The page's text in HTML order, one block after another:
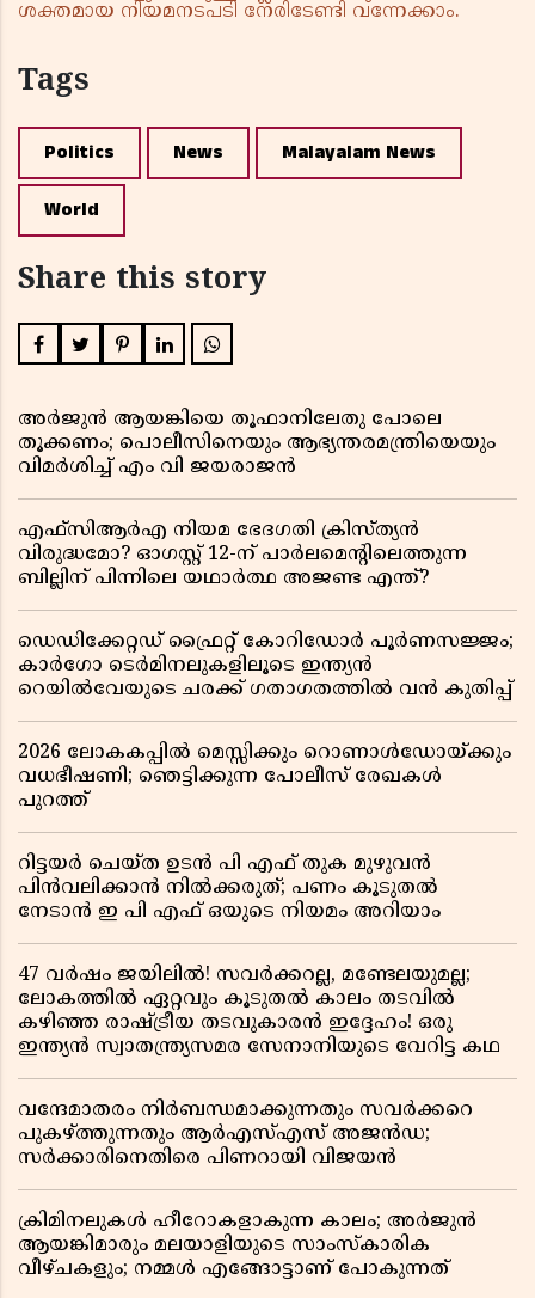
ശക്തമായ നിയമനടപടി നേരിടേണ്ടി വന്നേക്കാം.
Tags
Politics News Malayalam News
World
Share this story
അർജുൻ ആയങ്കിയെ തൂഫാനിലേതു പോലെ
തൂക്കണം; പൊലീസിനെയും ആഭ്യന്തരമന്ത്രിയെയും
വിമർശിച്ച് എം വി ജയരാജൻ
എഫ്സിആർഎ നിയമ ഭേദഗതി ക്രിസ്ത്യൻ
വിരുദ്ധമോ? ഓഗസ്റ്റ് 12-ന് പാർലമെന്റിലെത്തുന്ന
ബില്ലിന് പിന്നിലെ യഥാർത്ഥ അജണ്ട എന്ത്?
ഡെഡിക്കേറ്റഡ് ഫ്രൈറ്റ് കോറിഡോർ പൂർണസജ്ജം;
കാർഗോ ടെർമിനലുകളിലൂടെ ഇന്ത്യൻ
റെയിൽവേയുടെ ചരക്ക് ഗതാഗതത്തിൽ വൻ കുതിപ്പ്
2026 ലോകകപ്പിൽ മെസ്സിക്കും റൊണാൾഡോയ്ക്കും
വധഭീഷണി; ഞെട്ടിക്കുന്ന പോലീസ് രേഖകൾ
പുറത്ത്
റിട്ടയർ ചെയ്ത ഉടൻ പി എഫ് തുക മുഴുവൻ
പിൻവലിക്കാൻ നിൽക്കരുത്; പണം കൂടുതൽ
നേടാൻ ഇ പി എഫ് ഒയുടെ നിയമം അറിയാം
47 വർഷം ജയിലിൽ! സവർക്കറല്ല, മണ്ടേലയുമല്ല;
ലോകത്തിൽ ഏറ്റവും കൂടുതൽ കാലം തടവിൽ
കഴിഞ്ഞ രാഷ്ട്രീയ തടവുകാരൻ ഇദ്ദേഹം! ഒരു
ഇന്ത്യൻ സ്വാതന്ത്ര്യസമര സേനാനിയുടെ വേറിട്ട കഥ
വന്ദേമാതരം നിർബന്ധമാക്കുന്നതും സവർക്കറെ
പുകഴ്ത്തുന്നതും ആർഎസ്എസ് അജൻഡ;
സർക്കാരിനെതിരെ പിണറായി വിജയൻ
ക്രിമിനലുകൾ ഹീറോകളാകുന്ന കാലം; അർജുൻ
ആയങ്കിമാരും മലയാളിയുടെ സാംസ്കാരിക
വീഴ്ചകളും; നമ്മൾ എങ്ങോട്ടാണ് പോകുന്നത്